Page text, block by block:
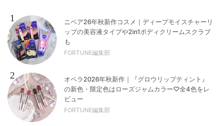
1
ニベア26年秋新作コスメ｜ディープモイスチャーリ
ップの美容液タイプや2in1ボディクリームスクラブ
も
FORTUNE編集部
2
オペラ2026年秋新作｜『グロウリップティント』
の新色・限定色はローズジャムカラー♡全4色をレ
ビュー
FORTUNE編集部